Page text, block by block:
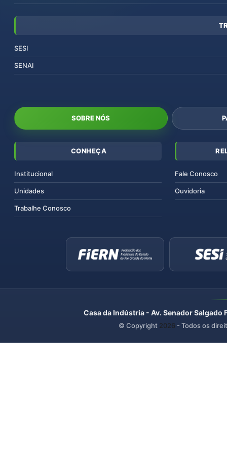
SESI
SENAI
SOBRE NÓS
CONHEÇA
Institucional
Unidades
Trabalhe Conosco
Fale Conosco
Ouvidoria
Casa da Indústria - Av. Senador
© Copyright 2026 - Todos os